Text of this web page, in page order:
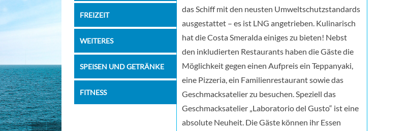
FREIZEIT
WEITERES
SPEISEN UND GETRÄNKE
FITNESS
das Schiff mit den neusten Umweltschutzstandards
ausgestattet – es ist LNG angetrieben. Kulinarisch
hat die Costa Smeralda einiges zu bieten! Nebst
den inkludierten Restaurants haben die Gäste die
Möglichkeit gegen einen Aufpreis ein Teppanyaki,
eine Pizzeria, ein Familienrestaurant sowie das
Geschmacksatelier zu besuchen. Speziell das
Geschmacksatelier „Laboratorio del Gusto“ ist eine
absolute Neuheit. Die Gäste können ihr Essen